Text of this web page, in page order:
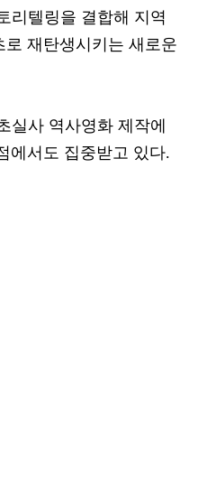
리텔링을 결합해 지역
재탄생시키는 새로운
실사 역사영화 제작에
에서도 집중받고 있다.